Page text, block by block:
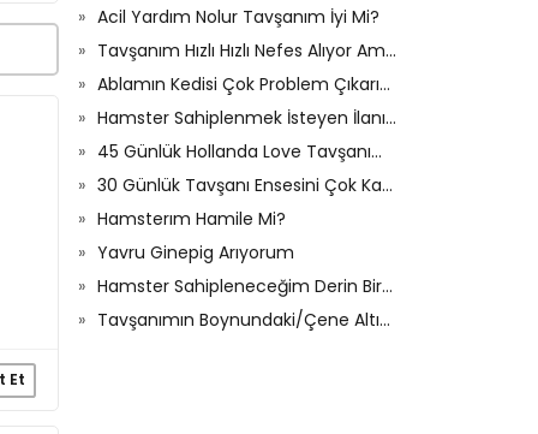
Et
Acil Yardım Nolur Tavşanım İyi Mi?
Tavşanım Hızlı Hızlı Nefes Alıyor Ama Hiçbir Sıkıntısı Yok Nr Yapmam Gerekiyor İlk Tavşanım Bu
Ablamın Kedisi Çok Problem Çıkarıyor
Hamster Sahiplenmek İsteyen İlanıma Bakabilir
45 Günlük Hollanda Love Tavşanım Var Kuru Oyuncağı Kaç Günde Bir Vermem Ne Kadar Vermem Lazım
30 Günlük Tavşanı Ensesini Çok Kasıyor
Hamsterım Hamile Mi?
Yavru Ginepig Arıyorum
Hamster Sahipleneceğim Derin Bir Bilgilendirme Yapabilirmisiniz Lütfen
Tavşanımın Boynundaki/Çene Altındaki Tüyleri Dökülmüş?